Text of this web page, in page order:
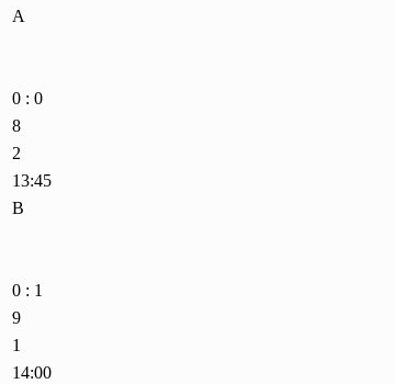
A
0 : 0
8
2
13:45
B
0 : 1
9
1
14:00